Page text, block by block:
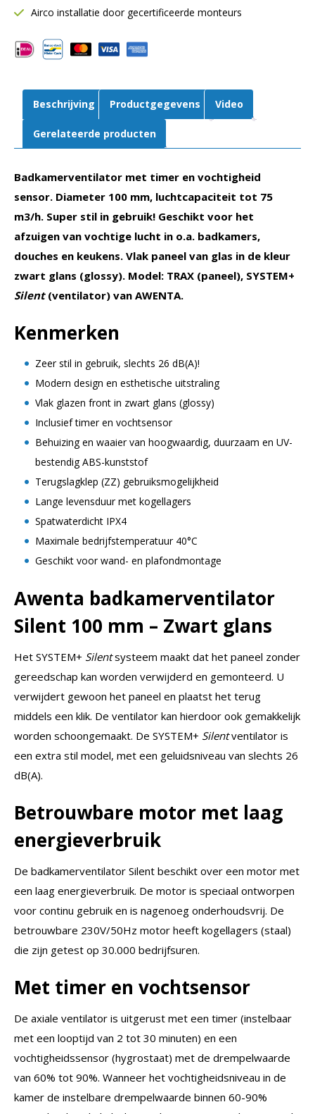
75
|
Timer
vochtsensor
Zwart
front
aantal
Airco installatie door gecertificeerde monteurs
Beschrijving Productgegevens Video
Gerelateerde producten
Badkamerventilator met timer en vochtigheid
sensor. Diameter 100 mm, luchtcapaciteit tot 75
m3/h. Super stil in gebruik! Geschikt voor het
afzuigen van vochtige lucht in o.a. badkamers,
douches en keukens. Vlak paneel van glas in de kleur
zwart glans (glossy). Model: TRAX (paneel), SYSTEM+
Silent(ventilator) van AWENTA.
Kenmerken
Zeer stil in gebruik, slechts 26 dB(A)!
Modern design en esthetische uitstraling
Vlak glazen front in zwart glans (glossy)
Inclusief timer en vochtsensor
Behuizing en waaier van hoogwaardig, duurzaam en UV-
bestendig ABS-kunststof
Terugslagklep (ZZ) gebruiksmogelijkheid
Lange levensduur met kogellagers
Spatwaterdicht IPX4
Maximale bedrijfstemperatuur 40°C
Geschikt voor wand- en plafondmontage
Awenta badkamerventilator
Silent 100 mm – Zwart glans
Het SYSTEM+ Silentsysteem maakt dat het paneel zonder
gereedschap kan worden verwijderd en gemonteerd. U
verwijdert gewoon het paneel en plaatst het terug
middels een klik. De ventilator kan hierdoor ook gemakkelijk
worden schoongemaakt. De SYSTEM+ Silentventilator is
een extra stil model, met een geluidsniveau van slechts 26
dB(A).
Betrouwbare motor met laag
energieverbruik
De badkamerventilator Silent beschikt over een motor met
een laag energieverbruik. De motor is speciaal ontworpen
voor continu gebruik en is nagenoeg onderhoudsvrij. De
betrouwbare 230V/50Hz motor heeft kogellagers (staal)
die zijn getest op 30.000 bedrijfsuren.
Met timer en vochtsensor
De axiale ventilator is uitgerust met een timer (instelbaar
met een looptijd van 2 tot 30 minuten) en een
vochtigheidssensor (hygrostaat) met de drempelwaarde
van 60% tot 90%. Wanneer het vochtigheidsniveau in de
kamer de instelbare drempelwaarde binnen 60-90%